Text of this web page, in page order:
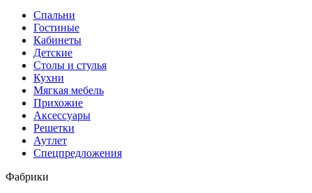
Спальни
Гостиные
Кабинеты
Детские
Столы и стулья
Кухни
Мягкая мебель
Прихожие
Аксессуары
Решетки
Аутлет
Спецпредложения
Фабрики